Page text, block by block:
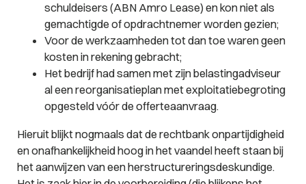
schuldeisers (ABN Amro Lease) en kon niet als
gemachtigde of opdrachtnemer worden gezien;
Voor de werkzaamheden tot dan toe waren geen
kosten in rekening gebracht;
Het bedrijf had samen met zijn belastingadviseur
al een reorganisatieplan met exploitatiebegroting
opgesteld vóór de offerteaanvraag.
Hieruit blijkt nogmaals dat de rechtbank onpartijdigheid
en onafhankelijkheid hoog in het vaandel heeft staan bij
het aanwijzen van een herstructureringsdeskundige.